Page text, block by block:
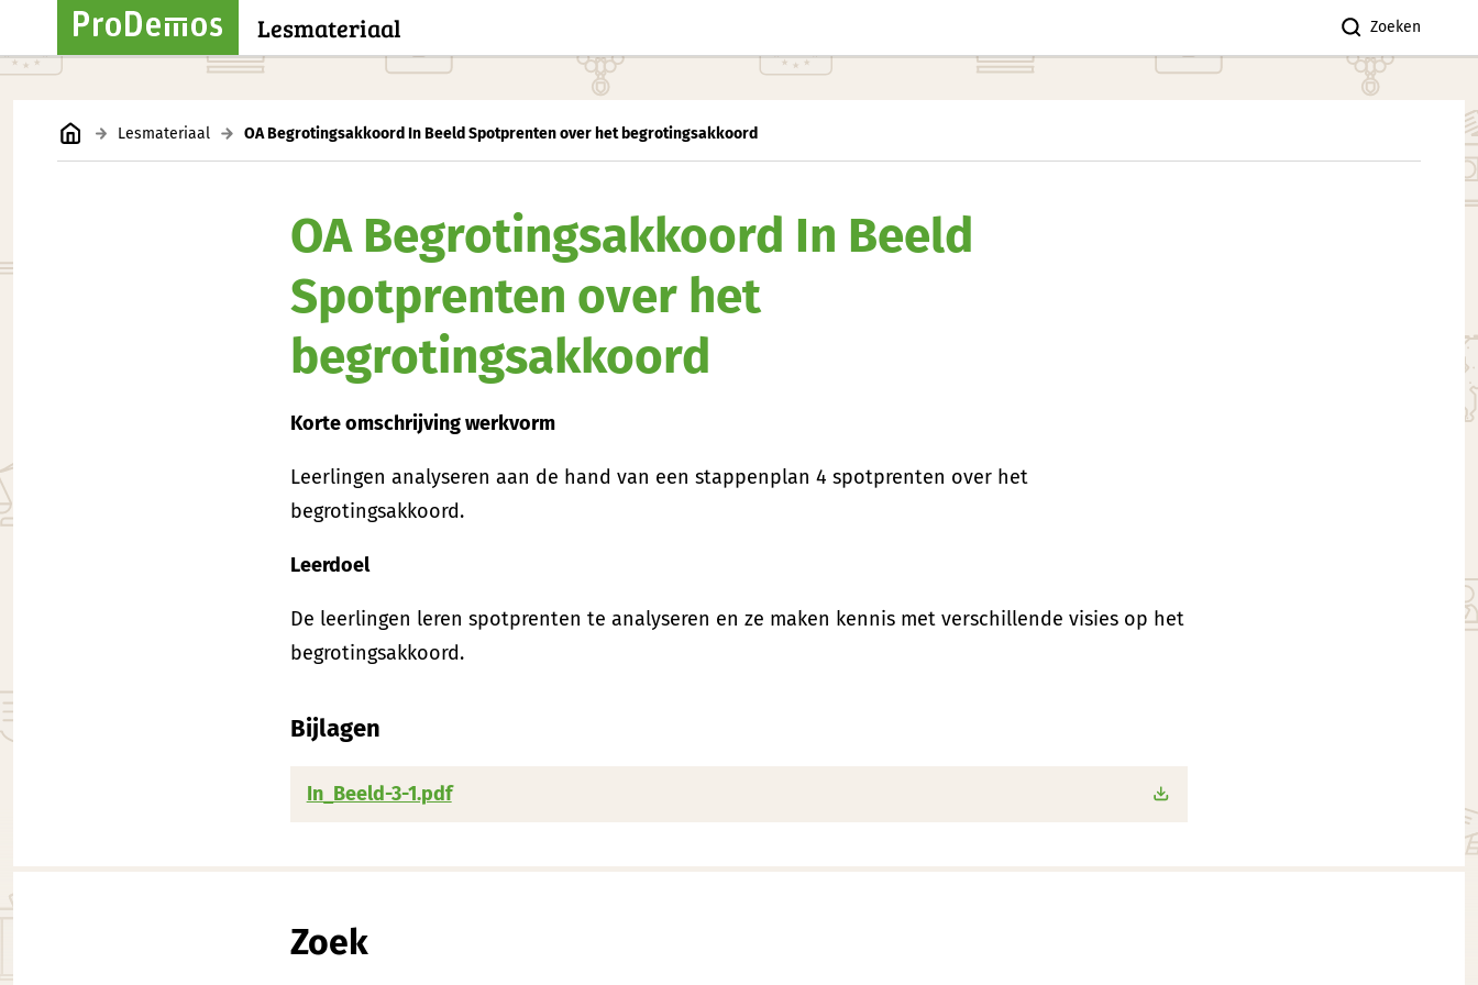
Lesmateriaal Zoeken
Lesmateriaal OA Begrotingsakkoord In Beeld Spotprenten over het begrotingsakkoord
OA Begrotingsakkoord In Beeld
Spotprenten over het
begrotingsakkoord
Korte omschrijving werkvorm
Leerlingen analyseren aan de hand van een stappenplan 4 spotprenten over het
begrotingsakkoord.
Leerdoel
De leerlingen leren spotprenten te analyseren en ze maken kennis met verschillende visies op het
begrotingsakkoord.
Bijlagen
In_Beeld-3-1.pdf
Zoek